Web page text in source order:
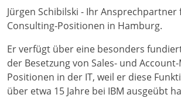
Jürgen Schibilski - Ihr Ansprechpartner
Consulting-Positionen in Hamburg.
Er verfügt über eine besonders
der Besetzung von Sales- und
Positionen in der IT, weil er diese
über etwa 15 Jahre bei IBM ausgeübt